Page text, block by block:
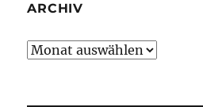
ARCHIV
Archiv